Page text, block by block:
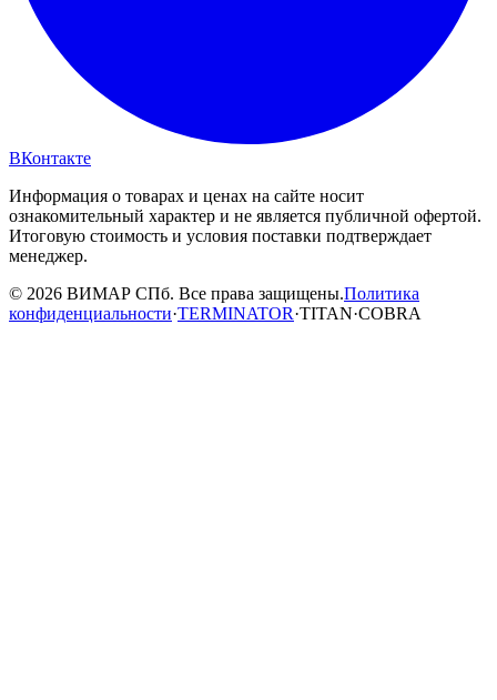
ВКонтакте
Информация о товарах и ценах на сайте носит
ознакомительный характер и не является публичной офертой.
Итоговую стоимость и условия поставки подтверждает
менеджер.
© 2026 ВИМАР СПб. Все права защищены.Политика
конфиденциальности·TERMINATOR·TITAN·COBRA